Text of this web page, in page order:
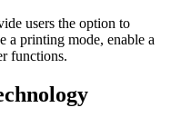
users the option to
a printing mode, enable a
functions.